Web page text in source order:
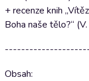
+ recenze knih
Boha naše tělo?“
Obsah: